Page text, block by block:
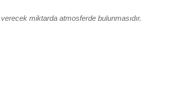
verecek miktarda atmosferde bulunmasıdır.